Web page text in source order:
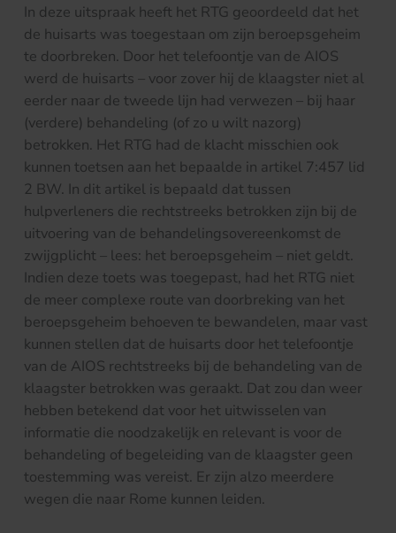
In deze uitspraak heeft het RTG geoordeeld dat het
de huisarts was toegestaan om zijn beroepsgeheim
te doorbreken. Door het telefoontje van de AIOS
werd de huisarts – voor zover hij de klaagster niet al
eerder naar de tweede lijn had verwezen – bij haar
(verdere) behandeling (of zo u wilt nazorg)
betrokken. Het RTG had de klacht misschien ook
kunnen toetsen aan het bepaalde in artikel 7:457 lid
2 BW. In dit artikel is bepaald dat tussen
hulpverleners die rechtstreeks betrokken zijn bij de
uitvoering van de behandelingsovereenkomst de
zwijgplicht – lees: het beroepsgeheim – niet geldt.
Indien deze toets was toegepast, had het RTG niet
de meer complexe route van doorbreking van het
beroepsgeheim behoeven te bewandelen, maar vast
kunnen stellen dat de huisarts door het telefoontje
van de AIOS rechtstreeks bij de behandeling van de
klaagster betrokken was geraakt. Dat zou dan weer
hebben betekend dat voor het uitwisselen van
informatie die noodzakelijk en relevant is voor de
behandeling of begeleiding van de klaagster geen
toestemming was vereist. Er zijn alzo meerdere
wegen die naar Rome kunnen leiden.